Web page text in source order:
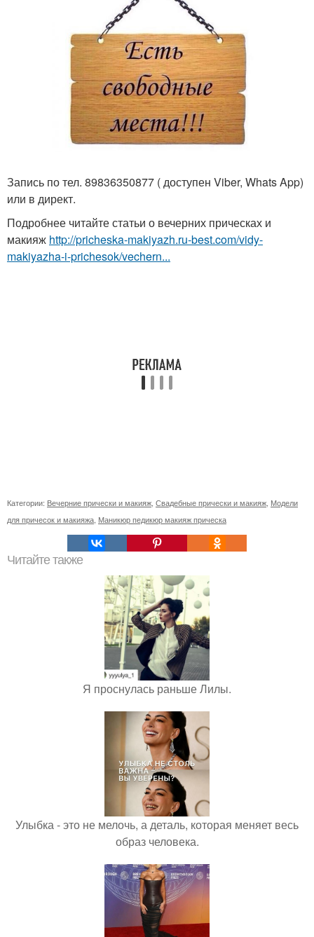
Запись по тел. 89836350877 ( доступен Viber, Whats App)
или в директ.
Подробнее читайте статьи о вечерних прическах и
макияж http://pricheska-makiyazh.ru-best.com/vidy-
makiyazha-i-prichesok/vechern...
Категории: Вечерние прически и макияж Свадебные прически и макияж Модели
для причесок и макияжа Маникюр педикюр макияж прическа
Читайте также
Я проснулась раньше Лилы.
Улыбка - это не мелочь, а деталь, которая меняет весь
образ человека.